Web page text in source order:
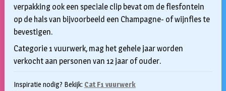
verpakking ook een speciale clip bevat om de flesfontein
op de hals van bijvoorbeeld een Champagne- of wijnfles te
bevestigen.
Categorie 1 vuurwerk, mag het gehele jaar worden
verkocht aan personen van 12 jaar of ouder.
Inspiratie nodig? Bekijk: Cat F1 vuurwerk